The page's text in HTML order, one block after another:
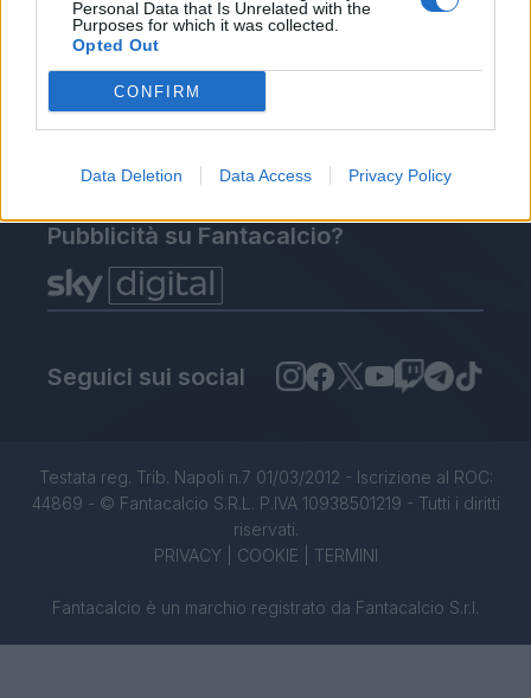
Personal Data that Is Unrelated with the
Purposes for which it was collected.
Opted Out
CONFIRM
Data Deletion Data Access Privacy Policy
Contatti
Impostazioni privacy
Lavora con noi
Chi siamo
Via G. Porzio - CdN, Is. F4
Pubblicità su Fantacalcio?
Seguici sui social
Testata reg. Trib. Napoli n.7 01/03/2012 - Iscrizione al ROC:
44869 - © Fantacalcio S.R.L. P.IVA 10938501219 - Tutti i diritti
riservati.
PRIVACY| COOKIE TERMINI
Fantacalcio è un marchio registrato da Fantacalcio S.r.l.